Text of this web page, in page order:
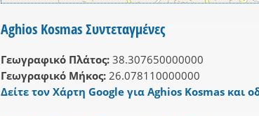
Aghios Kosmas Συντεταγμένες
Γεωγραφικό Πλάτος: 38.307650000000
Γεωγραφικό Μήκος: 26.078110000000
Δείτε τον Χάρτη Google για Aghios Kosmas και